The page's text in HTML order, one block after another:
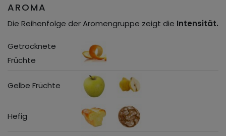
AROMA
Die Reihenfolge der Aromengruppe zeigt die Intensität.
Getrocknete
Früchte
Gelbe Früchte
Hefig